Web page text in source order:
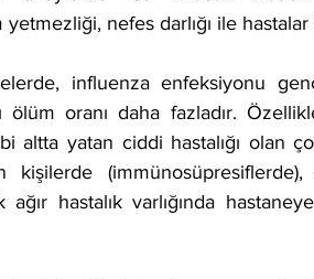
nefes darlığı ile hastalar
influenza enfeksiyonu
ölüm oranı daha fazladır.
altta yatan ciddi hastalığı olan
kişilerde
ağır hastalık varlığında